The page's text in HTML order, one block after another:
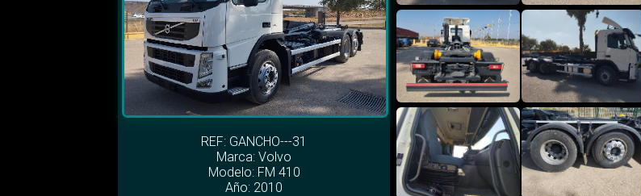
REF: GANCHO---31
Marca:Volvo
Modelo: FM 410
Año: 2010